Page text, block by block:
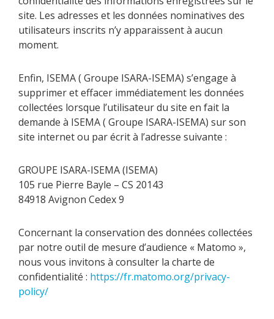
site. Les adresses et les données nominatives des
utilisateurs inscrits n’y apparaissent à aucun
moment.
Enfin, ISEMA ( Groupe ISARA-ISEMA) s’engage à
supprimer et effacer immédiatement les données
collectées lorsque l’utilisateur du site en fait la
demande à ISEMA ( Groupe ISARA-ISEMA) sur son
site internet ou par écrit à l’adresse suivante :
GROUPE ISARA-ISEMA (ISEMA)
105 rue Pierre Bayle – CS 20143
84918 Avignon Cedex 9
Concernant la conservation des données collectées
par notre outil de mesure d’audience « Matomo »,
nous vous invitons à consulter la charte de
confidentialité : https://fr.matomo.org/privacy-
policy/